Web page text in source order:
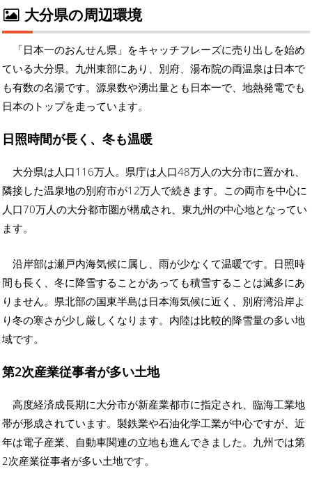
大分県の周辺環境
「日本一のおんせん県」をキャッチフレーズに売り出しを始め
ている大分県。九州東部にあり、別府、湯布院の両温泉は日本で
も有数の名湯です。源泉数や湧出量とも日本一で、地熱発電でも
日本のトップを走っています。
日照時間が長く、冬も温暖
大分県は人口116万人。県庁は人口48万人の大分市に置かれ、
隣接した温泉地の別府市が12万人で続きます。この両市を中心に
人口70万人の大分都市圏が構成され、東九州の中心地となってい
ます。
沿岸部は瀬戸内海気候に属し、雨が少なくて温暖です。日照時
間も長く、冬に降雪することがあっても積雪することは滅多にあ
りません。県北部の国東半島は日本海気候に近く、別府湾沿岸よ
り冬の寒さが少し厳しくなります。内陸は比較的降雪量の多い地
域です。
第2次産業従事者が多い土地
高度経済成長期に大分市が新産業都市に指定され、臨海工業地
帯が形成されています。製鉄業や石油化学工業が中心ですが、近
年は電子産業、自動車関連の立地も進んできました。九州では第
2次産業従事者が多い土地です。